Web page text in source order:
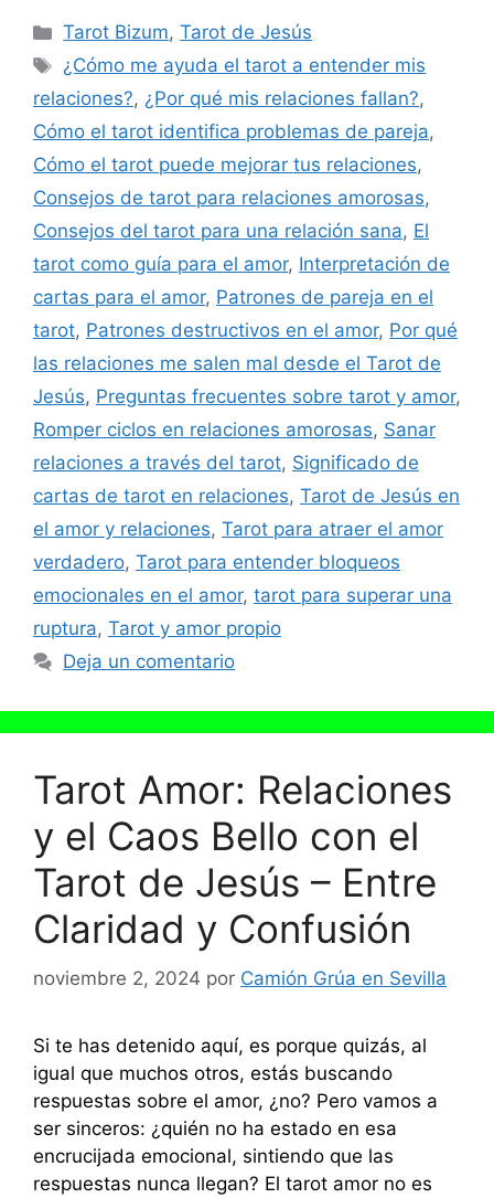
Categorías
Tarot Bizum,Tarot de Jesús
Etiquetas
¿Cómo me ayuda el tarot a entender mis
relaciones?, ¿Por qué mis relaciones fallan?,
Cómo el tarot identifica problemas de pareja,
Cómo el tarot puede mejorar tus relaciones,
Consejos de tarot para relaciones amorosas,
Consejos del tarot para una relación sana, El
tarot como guía para el amor, Interpretación de
cartas para el amor, Patrones de pareja en el
tarot, Patrones destructivos en el amor, Por qué
las relaciones me salen mal desde el Tarot de
Jesús, Preguntas frecuentes sobre tarot y amor,
Romper ciclos en relaciones amorosas, Sanar
relaciones a través del tarot, Significado de
cartas de tarot en relaciones, Tarot de Jesús en
el amor y relaciones, Tarot para atraer el amor
verdadero, Tarot para entender bloqueos
emocionales en el amor, tarot para superar una
ruptura, Tarot y amor propio
Deja un comentario
Tarot Amor: Relaciones
y el Caos Bello con el
Tarot de Jesús – Entre
Claridad y Confusión
noviembre 2, 2024 por Camión Grúa en Sevilla
Si te has detenido aquí, es porque quizás, al
igual que muchos otros, estás buscando
respuestas sobre el amor, ¿no? Pero vamos a
ser sinceros: ¿quién no ha estado en esa
encrucijada emocional, sintiendo que las
respuestas nunca llegan? El tarot amor no es